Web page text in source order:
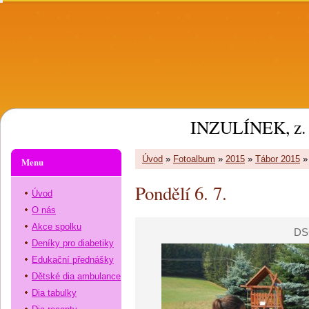
INZULÍNEK, z.
Úvod » Fotoalbum » 2015 » Tábor 2015
Pondělí 6. 7.
Menu
Úvod
O nás
Akce spolku
Deníky pro diabetiky
Edukační přednášky
Dětské dia ambulance
Dia tabulky